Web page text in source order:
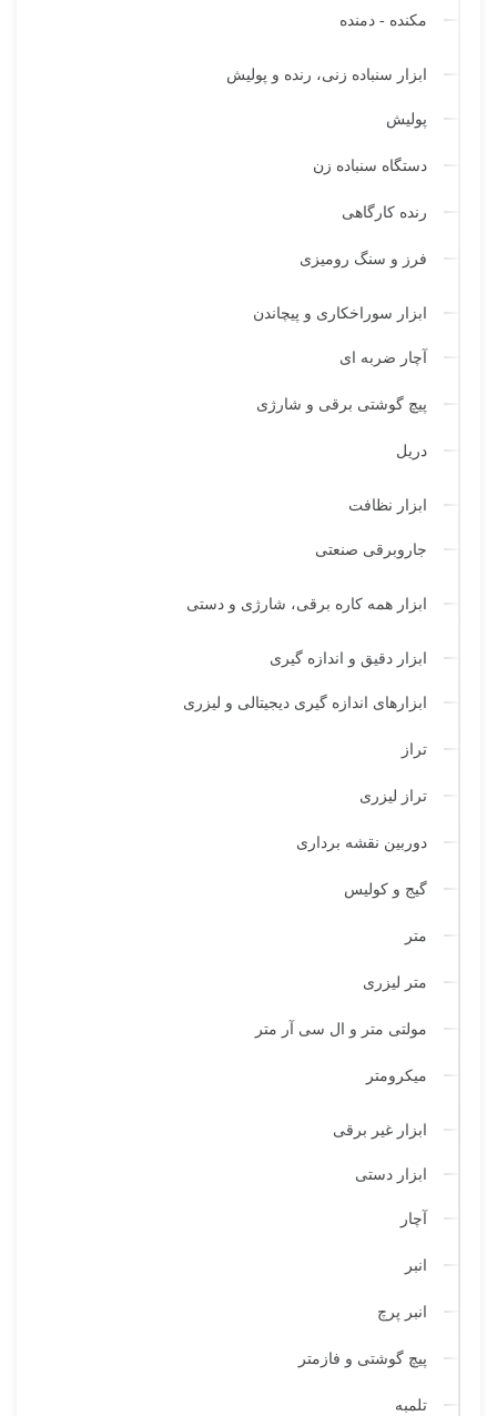
مکنده - دمنده
ابزار سنباده زنی، رنده و پولیش
پولیش
دستگاه سنباده زن
رنده کارگاهی
فرز و سنگ رومیزی
ابزار سوراخکاری و پیچاندن
آچار ضربه ای
پیچ گوشتی برقی و شارژی
دریل
ابزار نظافت
جاروبرقی صنعتی
ابزار همه کاره برقی، شارژی و دستی
ابزار دقیق و اندازه گیری
ابزارهای اندازه گیری دیجیتالی و لیزری
تراز
تراز لیزری
دوربین نقشه برداری
گیج و کولیس
متر
متر لیزری
مولتی متر و ال سی آر متر
میکرومتر
ابزار غیر برقی
ابزار دستی
آچار
انبر
انبر پرچ
پیچ گوشتی و فازمتر
تلمبه